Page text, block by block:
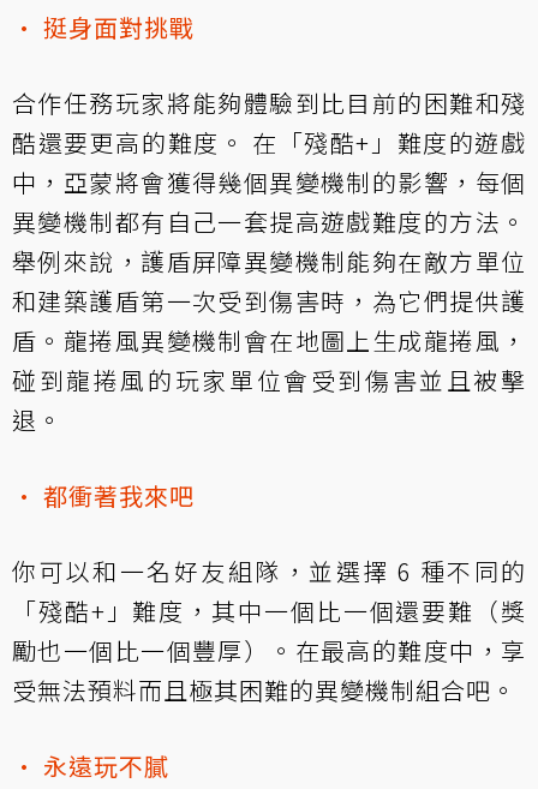
• 挺身面對挑戰
合作任務玩家將能夠體驗到比目前的困難和殘
酷還要更高的難度。 在「殘酷+」難度的遊戲
中，亞蒙將會獲得幾個異變機制的影響，每個
異變機制都有自己一套提高遊戲難度的方法。
舉例來說，護盾屏障異變機制能夠在敵方單位
和建築護盾第一次受到傷害時，為它們提供護
盾。龍捲風異變機制會在地圖上生成龍捲風，
碰到龍捲風的玩家單位會受到傷害並且被擊
退。
• 都衝著我來吧
你可以和一名好友組隊，並選擇 6 種不同的
「殘酷+」難度，其中一個比一個還要難（獎
勵也一個比一個豐厚）。在最高的難度中，享
受無法預料而且極其困難的異變機制組合吧。
• 永遠玩不膩